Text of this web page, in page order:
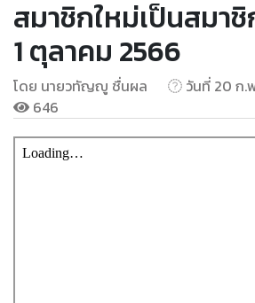
สมาชิกใหม่เป็นสมา
1 ตุลาคม 2566
โดย นายวทัญญู ชื่นผล
วันที่ 20 ก.
646